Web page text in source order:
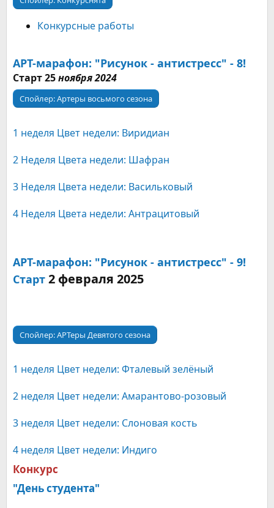
Конкурсные работы
АРТ-марафон: "Рисунок - антистресс" - 8!
Старт 25ноября 2024
Спойлер:Артеры восьмого сезона
1 неделя Цвет недели: Виридиан
2 Неделя Цвета недели: Шафран
3 Неделя Цвета недели: Васильковый
4 Неделя Цвета недели: Антрацитовый
АРТ-марафон: "Рисунок - антистресс" - 9!
Старт 2 февраля 2025​
Спойлер:АРТеры Девятого сезона
1 неделя Цвет недели: Фталевый зелёный
2 неделя Цвет недели: Амарантово-розовый
3 неделя Цвет недели: Слоновая кость
4 неделя Цвет недели: Индиго
Конкурс
"День студента"